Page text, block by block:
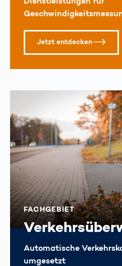
Jetzt entdecken
FACHGEBIET
Automatische
umgesetzt